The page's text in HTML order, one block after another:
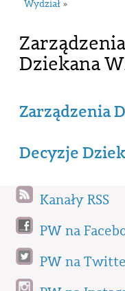
Wydział »
Dziekana
Zarządzenia
Decyzje
Kanały RSS
PW na
PW na